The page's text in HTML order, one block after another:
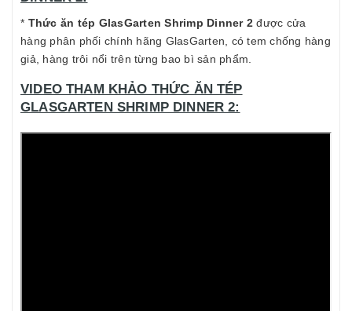
* Thức ăn tép GlasGarten Shrimp Dinner 2 được cửa
hàng phân phối chính hãng GlasGarten, có tem chống hàng
giả, hàng trôi nổi trên từng bao bì sản phẩm.
VIDEO THAM KHẢO THỨC ĂN TÉP
GLASGARTEN SHRIMP DINNER 2: